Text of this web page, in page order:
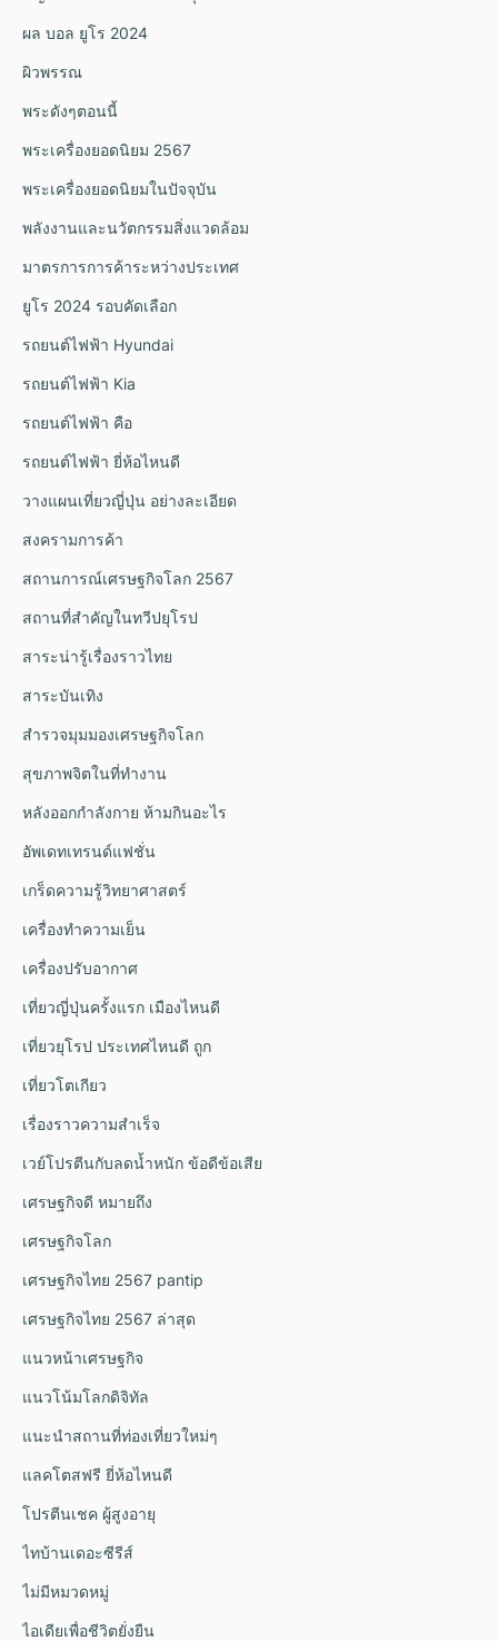
ผล บอล ยูโร 2024
ผิวพรรณ
พระดังๆตอนนี้
พระเครื่องยอดนิยม 2567
พระเครื่องยอดนิยมในปัจจุบัน
พลังงานและนวัตกรรมสิ่งแวดล้อม
มาตรการการค้าระหว่างประเทศ
ยูโร 2024 รอบคัดเลือก
รถยนต์ไฟฟ้า Hyundai
รถยนต์ไฟฟ้า Kia
รถยนต์ไฟฟ้า คือ
รถยนต์ไฟฟ้า ยี่ห้อไหนดี
วางแผนเที่ยวญี่ปุ่น อย่างละเอียด
สงครามการค้า
สถานการณ์เศรษฐกิจโลก 2567
สถานที่สำคัญในทวีปยุโรป
สาระน่ารู้เรื่องราวไทย
สาระบันเทิง
สำรวจมุมมองเศรษฐกิจโลก
สุขภาพจิตในที่ทำงาน
หลังออกกําลังกาย ห้ามกินอะไร
อัพเดทเทรนด์แฟชั่น
เกร็ดความรู้วิทยาศาสตร์
เครื่องทำความเย็น
เครื่องปรับอากาศ
เที่ยวญี่ปุ่นครั้งแรก เมืองไหนดี
เที่ยวยุโรป ประเทศไหนดี ถูก
เที่ยวโตเกียว
เรื่องราวความสำเร็จ
เวย์โปรตีนกับลดน้ำหนัก ข้อดีข้อเสีย
เศรษฐกิจดี หมายถึง
เศรษฐกิจโลก
เศรษฐกิจไทย 2567 pantip
เศรษฐกิจไทย 2567 ล่าสุด
แนวหน้าเศรษฐกิจ
แนวโน้มโลกดิจิทัล
แนะนำสถานที่ท่องเที่ยวใหม่ๆ
แลคโตสฟรี ยี่ห้อไหนดี
โปรตีนเชค ผู้สูงอายุ
ไทบ้านเดอะซีรีส์
ไม่มีหมวดหมู่
ไอเดียเพื่อชีวิตยั่งยืน